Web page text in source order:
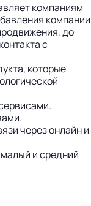
компаниям
компании
до
с
которые
через онлайн и
и средний